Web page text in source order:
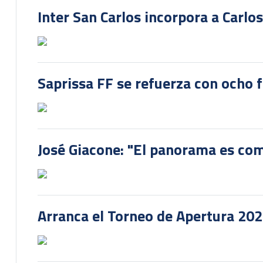
Inter San Carlos incorpora a
Saprissa FF se refuerza con
José Giacone: "El panorama es
Arranca el Torneo de Apertura